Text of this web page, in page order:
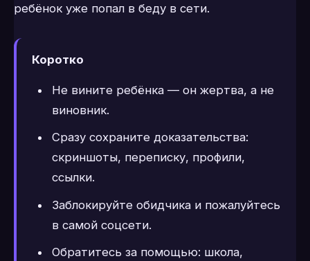
ребёнок уже попал в беду в сети.
Коротко
Не вините ребёнка — он жертва, а не
виновник.
Сразу сохраните доказательства:
скриншоты, переписку, профили,
ссылки.
Заблокируйте обидчика и пожалуйтесь
в самой соцсети.
Обратитесь за помощью: школа,